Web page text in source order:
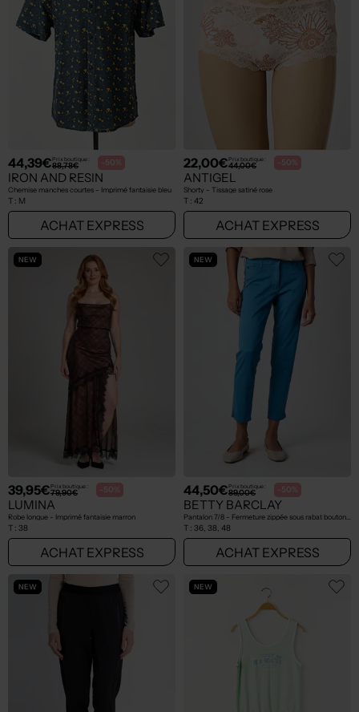
44,39€Prix boutique :
88,78€ -50%
IRON AND RESIN
Chemise manches courtes - Imprimé fantaisie bleu
T : M
ACHAT EXPRESS
22,00€Prix boutique :
44,00€ -50%
ANTIGEL
Shorty - Tissage satiné rose
T : 42
ACHAT EXPRESS
NEW
39,95€Prix boutique :
79,90€ -50%
LUMINA
Robe longue - Imprimé fantaisie marron
T : 38
ACHAT EXPRESS
NEW
44,50€Prix boutique :
89,00€ -50%
BETTY BARCLAY
T : 36, 38, 48
ACHAT EXPRESS
NEW NEW